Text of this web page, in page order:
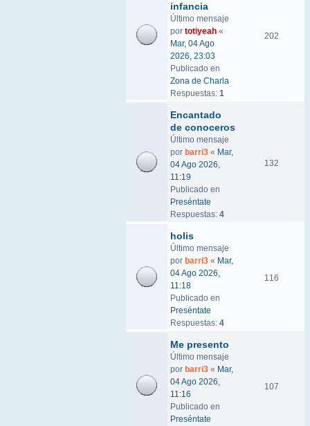
infancia
Último mensaje
por totiyeah «
Mar, 04 Ago
2026, 23:03
Publicado en
Zona de Charla
Respuestas: 1
202
Encantado
de conoceros
Último mensaje
por barri3 « Mar,
04 Ago 2026,
11:19
Publicado en
Preséntate
Respuestas: 4
132
holis
Último mensaje
por barri3 « Mar,
04 Ago 2026,
11:18
Publicado en
Preséntate
Respuestas: 4
116
Me presento
Último mensaje
por barri3 « Mar,
04 Ago 2026,
11:16
Publicado en
Preséntate
107